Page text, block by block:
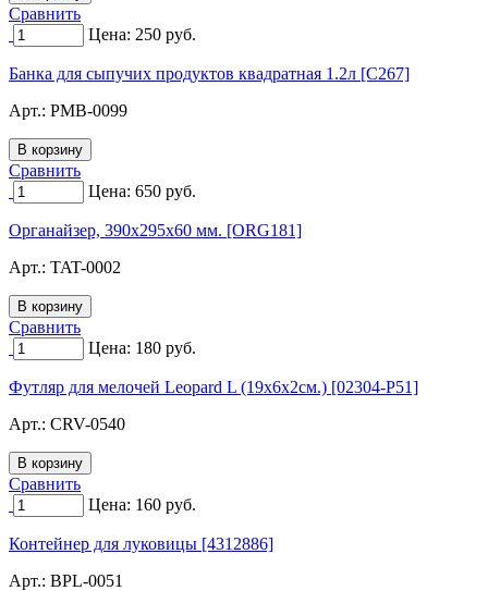
Сравнить
Цена: 250 руб.
Банка для сыпучих продуктов квадратная 1.2л [C267]
Арт.: PMB-0099
Сравнить
Цена: 650 руб.
Органайзер, 390x295x60 мм. [ORG181]
Арт.: TAT-0002
Сравнить
Цена: 180 руб.
Футляр для мелочей Leopard L (19x6x2см.) [02304-P51]
Арт.: CRV-0540
Сравнить
Цена: 160 руб.
Контейнер для луковицы [4312886]
Арт.: BPL-0051